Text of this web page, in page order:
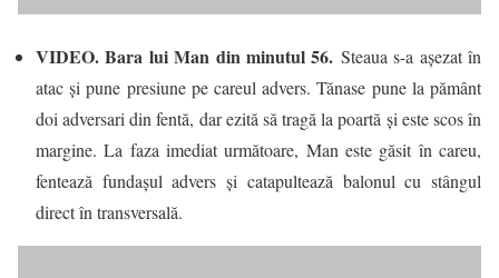
VIDEO. Bara lui Man din minutul 56. Steaua s-a așezat în
atac şi pune presiune pe careul advers. Tănase pune la pământ
doi adversari din fentă, dar ezită să tragă la poartă şi este scos în
margine. La faza imediat următoare, Man este găsit în careu,
fentează fundaşul advers şi catapultează balonul cu stângul
direct în transversală.